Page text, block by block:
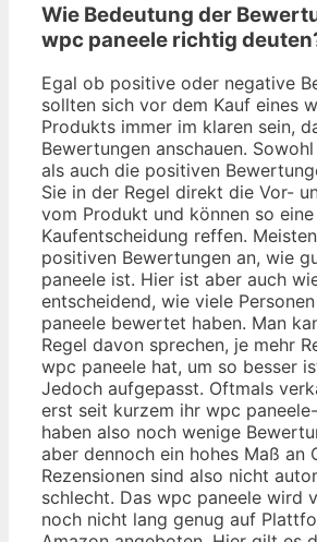
Wie Bedeutung der
wpc paneele richtig
Egal ob positive oder negative
sollten sich vor dem Kauf eines
Produkts immer im klaren sein,
Bewertungen anschauen.
als auch die positiven
Sie in der Regel direkt die Vor-
vom Produkt und können so
Kaufentscheidung reffen.
positiven Bewertungen an, wie
paneele ist. Hier ist aber auch
entscheidend, wie viele
paneele bewertet haben. Man
Regel davon sprechen, je mehr
wpc paneele hat, um so besser
Jedoch aufgepasst. Oftmals
erst seit kurzem ihr wpc
haben also noch wenige
aber dennoch ein hohes Maß an
Rezensionen sind also nicht
schlecht. Das wpc paneele wird
noch nicht lang genug auf